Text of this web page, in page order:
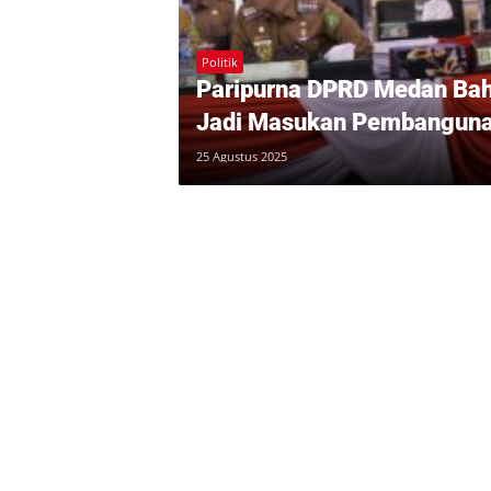
Politik
Paripurna DPRD Medan
Jadi Masukan
25 Agustus 2025